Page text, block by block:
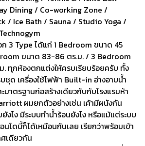
Dining / Co-working Zone /
/ Ice Bath / Sauna / Studio Yoga /
ก 3 Type ได้แก่ 1 Bedroom ขนาด 45
ขนาด 83-86 ตร.ม. / 3 Bedroom
. ทุกห้องตกแต่งให้ครบเรียบร้อยครับ ทั้ง
ชุด เครื่องใช้ไฟฟ้า Built-in อ่างอาบน้ำ
มาตรฐานก่อสร้างเดียวกับกับโรงแรมห้า
ผมยกตัวอย่างเช่น เค้ามีผนังกัน
ยังไง มีระบบทำน้ำร้อนยังไง หรือแม้แต่ระบบ
นโดนี้ก็ได้เหมือนกันเลย เรียกว่าพร้อมเข้า
เดียวกัน